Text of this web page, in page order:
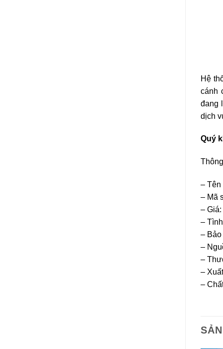
Hệ
cánh
đang
dịch
Quý
– Tên
– Mã
–
–
– Bảo
–
–
–
–